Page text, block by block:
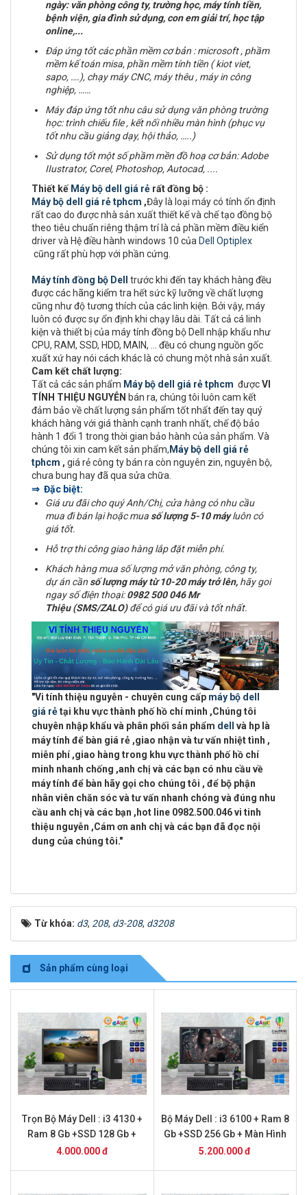
ngày: văn phòng công ty, trường học, máy tính tiền,
bệnh viện, gia đình sử dụng, con em giải trí, học tập
online,...
Đáp ứng tốt các phần mềm cơ bản : microsoft , phầm
mềm kế toán misa, phần mềm tính tiền ( kiot viet,
sapo, ….), chạy máy CNC, máy thêu , máy in công
nghiệp, ……
Máy đáp ứng tốt nhu câu sử dụng văn phòng trường
học: trình chiếu file , kết nối nhiều màn hình (phục vụ
tốt nhu cầu giảng dạy, hội thảo, …..)
Sử dụng tốt một số phầm mền đồ hoạ cơ bản:Adobe
IIustrator, Corel, Photoshop, Autocad, ....
Thiết kế Máy bộ dell giá rẻ rất đồng bộ :
Máy bộ dell giá rẻ tphcm ,Đây là loại máy có tính ổn định
rất cao do được nhà sản xuất thiết kế và chế tạo đồng bộ
theo tiêu chuẩn riêng thậm trí là cả phần mềm điều kiển
driver và Hệ điều hành windows 10 của Dell Optiplex
cũng rất phù hợp với phần cứng.
Máy tính đồng bộ Dell
trước khi đến tay khách hàng đều
được các hãng kiểm tra hết sức kỹ lưỡng về chất lượng
cũng như độ tương thích của các linh kiện. Bởi vậy, máy
luôn có được sự ổn định khi chạy lâu dài. Tất cả cá linh
kiện và thiết bị của máy tính đồng bộ Dell nhập khẩu như
CPU, RAM, SSD, HDD, MAIN, ... đều có chung nguồn gốc
xuất xứ hay nói cách khác là có chung một nhà sản xuất.
Cam kết chất lượng:
Tất cả các sản phẩm Máy bộ dell giá rẻ tphcm đượcVI
TÍNH THIỆU NGUYỄN bán ra, chúng tôi luôn cam kết
đảm bảo về chất lượng sản phẩm tốt nhất đến tay quý
khách hàng với giá thành cạnh tranh nhất, chế độ bảo
hành 1 đổi 1 trong thời gian bảo hành của sản phẩm. Và
chúng tôi xin cam kết sản phẩm, Máy bộ dell giá rẻ
tphcm , giá rẻ công ty bán ra còn nguyên zin, nguyên bộ,
chưa bung hay đã qua sửa chữa.
⇒ Đặc biệt:
Giá ưu đãi cho quý Anh/Chị, cửa hàng có nhu cầu
mua đi bán lại hoặc mua số lượng 5-10 máyluôn có
giá tốt.
Hỗ trợ thi công giao hàng lắp đặt miễn phí.
Khách hàng mua số lượng mở văn phòng, công ty,
dự án cần số lượng máy từ 10-20 máy trở lên, hãy goi
ngay số điện thoại:0982 500 046 Mr
Thiệu (SMS/ZALO)để có giá ưu đãi và tốt nhất.
"Vi tính thiệu nguyễn - chuyên cung cấp máy bộ dell
giá rẻtại khu vựcthành phố hồ chí minh ,Chúng tôi
chuyên nhập khẩu và phân phối sản phẩm dell
và hp là
máy tính để bàn giá rẻ ,giao nhận và tư vấn nhiệt tình ,
miễn phí ,giao hàng trong khu vực thành phố hồ chí
minh nhanh chống ,anh chị và các bạn có nhu cầu về
máy tính để bàn hãy gọi cho chúng tôi , để bộ phận
nhân viên chăn sóc và tư vấn nhanh chóng và đúng nhu
cầu anh chị và các bạn , hot line 0982.500.046 vi tinh
thiệu nguyễn ,Cám ơn anh chị và các bạn đã đọc nội
dung của chúng tôi."
Từ khóa: d3, 208, d3-208, d3208
Sản phẩm cùng loại
Trọn Bộ Máy Dell : i3 4130 +
Ram 8 Gb +SSD 128 Gb +
Màn Hình 20
4.000.000 đ
Bộ Máy Dell : i3 6100 + Ram 8
Gb +SSD 256 Gb + Màn Hình
20
5.200.000 đ